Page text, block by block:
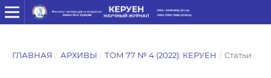
ГЛАВНАЯ / АРХИВЫ / ТОМ 77 № 4 (2022): КЕРУЕН / Статьи